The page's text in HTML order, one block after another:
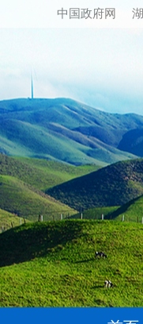
中国政府网